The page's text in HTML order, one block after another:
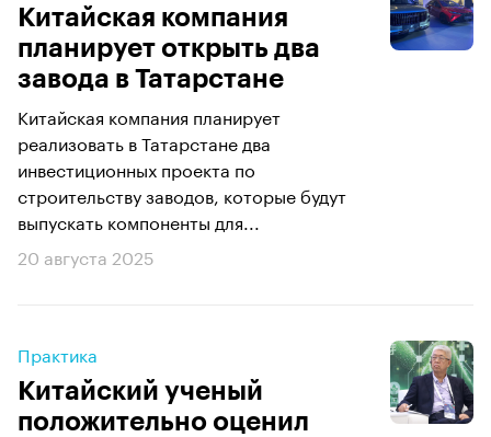
Китайская компания
планирует открыть два
завода в Татарстане
Китайская компания планирует
реализовать в Татарстане два
инвестиционных проекта по
строительству заводов, которые будут
выпускать компоненты для...
20 августа 2025
Практика
Китайский ученый
положительно оценил